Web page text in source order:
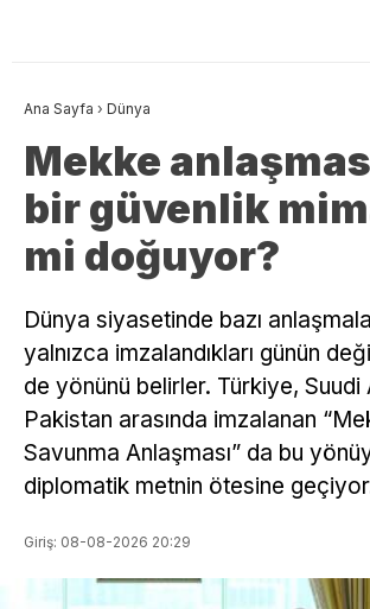
Ana Sayfa › Dünya
Mekke
bir güvenlik
mi doğuyor?
Dünya siyasetinde bazı
yalnızca imzalandıkları günün
de yönünü belirler. Türkiye,
Pakistan arasında imzalanan
Savunma Anlaşması” da bu
diplomatik metnin ötesine
Giriş: 08-08-2026 20:29